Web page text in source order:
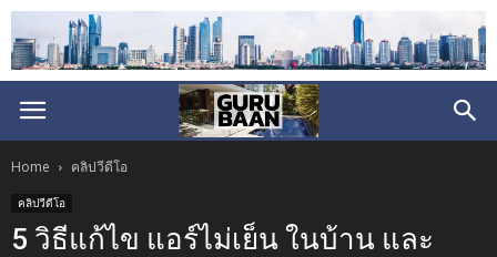
Home คลิปวีดีโอ
คลิปวีดีโอ
5 วิธีแก้ไข แอร์ไม่เย็น ในบ้าน และ